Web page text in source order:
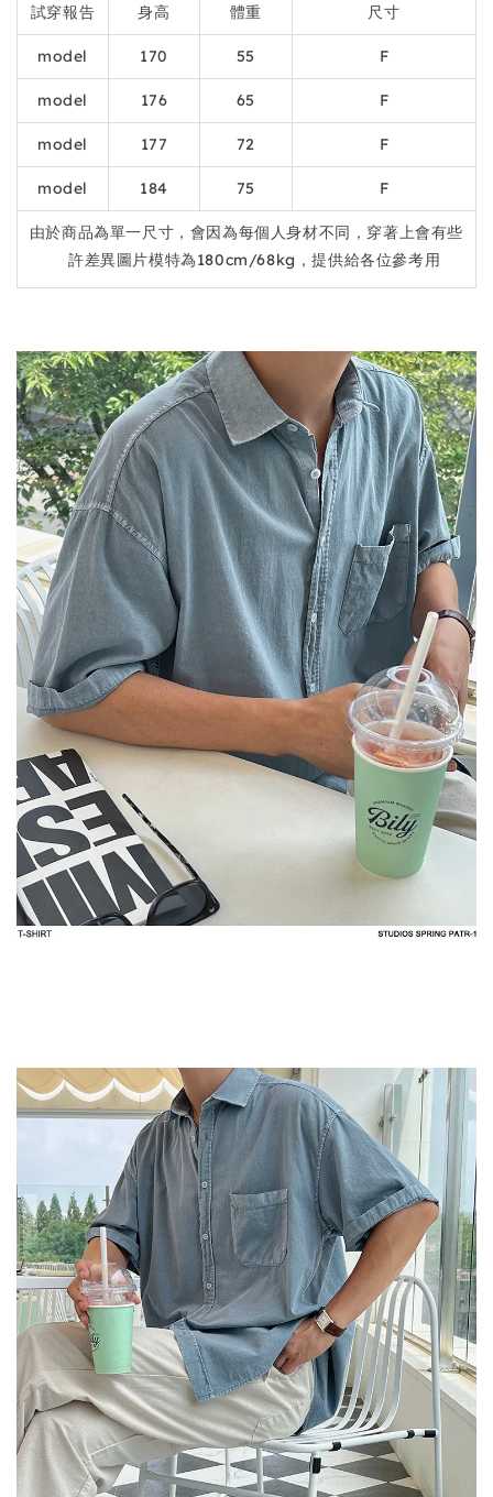
試穿報告 身高 體重 尺寸
model 170 55 F
model 176 65 F
model 177 72 F
model 184 75 F
由於商品為單一尺寸，會因為每個人身材不同，穿著上會有些
許差異圖片模特為180cm/68kg，提供給各位參考用